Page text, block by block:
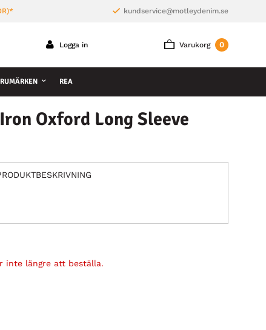
kundservice@motleydenim.se
Varukorg 0
Logga in
REA
Oxford Long Sleeve
inte längre att beställa.